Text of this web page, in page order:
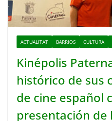
ACTUALITAT BARRIOS CULTURA
Kinépolis
histórico de sus
de cine español
presentación de